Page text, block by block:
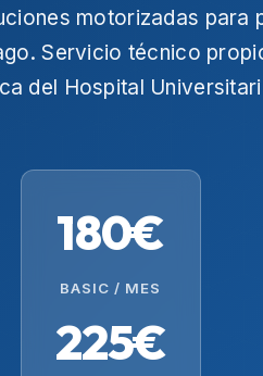
motorizadas para
. Servicio técnico
del Hospital
180€
BASIC / MES
225€